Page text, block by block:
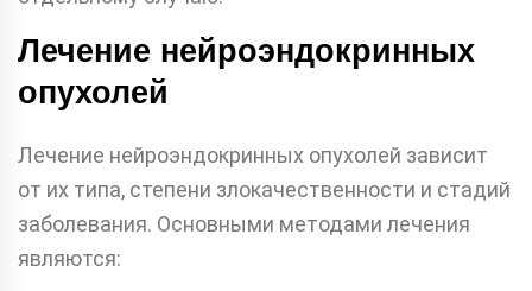
Лечение нейроэндокринных
опухолей
Лечение нейроэндокринных опухолей зависит
от их типа, степени злокачественности и стадий
заболевания. Основными методами лечения
являются: